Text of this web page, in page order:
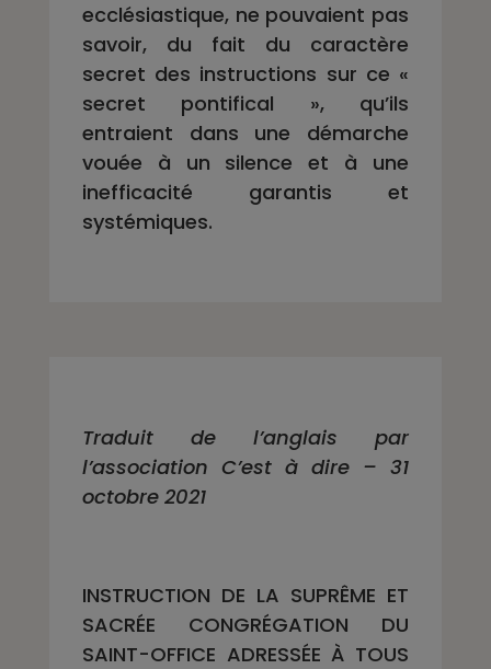
ecclésiastique, ne pouvaient pas
savoir, du fait du caractère
secret des instructions sur ce «
secret pontifical », qu’ils
entraient dans une démarche
vouée à un silence et à une
inefficacité garantis et
systémiques.
Traduit de l’anglais par
l’association C’est à dire – 31
octobre 2021
INSTRUCTION DE LA SUPRÊME ET
SACRÉE CONGRÉGATION DU
SAINT-OFFICE ADRESSÉE À TOUS